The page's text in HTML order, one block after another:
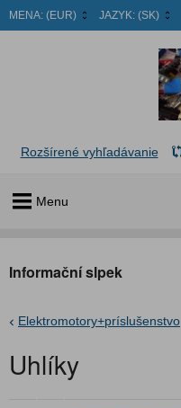
MENA: (EUR) JAZYK: (SK)
Menu
Rozšírené vyhľadávanie
Informační slpek
Elektromotory+príslušenstvo
Uhlíky